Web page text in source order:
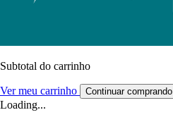
Subtotal do carrinho
Ver meu carrinho Continuar comprando
Loading...